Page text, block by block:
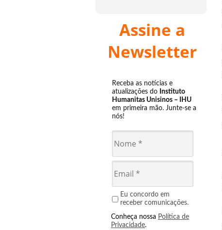
Assine a
Newsletter
Receba as notícias e
atualizações do Instituto
Humanitas Unisinos – IHU
em primeira mão. Junte-se a
nós!
Eu concordo em
receber comunicações.
Conheça nossa Política de
Privacidade.